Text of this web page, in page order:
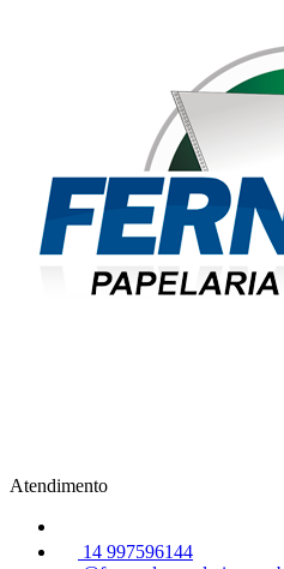
Atendimento
14 997596144